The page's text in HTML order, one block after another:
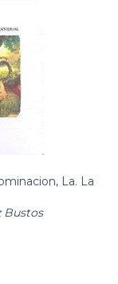
La. La
Bustos